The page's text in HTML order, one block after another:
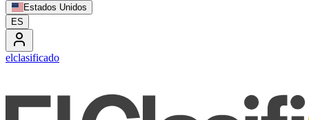
Estados Unidos
ES
elclasificado